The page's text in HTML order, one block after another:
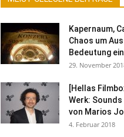
Kapernaum,
Chaos um
Bedeutung
29. November
[Hellas
Werk:
von Marios
4. Februar 2018